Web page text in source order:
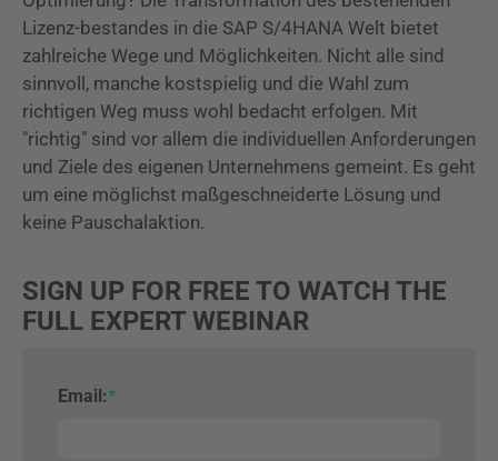
Lizenz-bestandes in die SAP S/4HANA Welt bietet
zahlreiche Wege und Möglichkeiten. Nicht alle sind
sinnvoll, manche kostspielig und die Wahl zum
richtigen Weg muss wohl bedacht erfolgen. Mit
"richtig" sind vor allem die individuellen Anforderungen
und Ziele des eigenen Unternehmens gemeint. Es geht
um eine möglichst maßgeschneiderte Lösung und
keine Pauschalaktion.
SIGN UP FOR FREE TO WATCH THE
FULL EXPERT WEBINAR
Email:*